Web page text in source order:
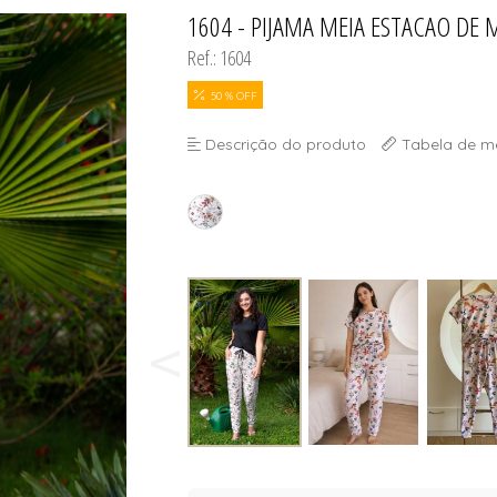
TODOS DE DIVINA SUN -
TODOS DE
1604 - PIJAMA MEIA ESTACAO DE
Ref.: 1604
50 % OFF
Descrição do produto Tabela de